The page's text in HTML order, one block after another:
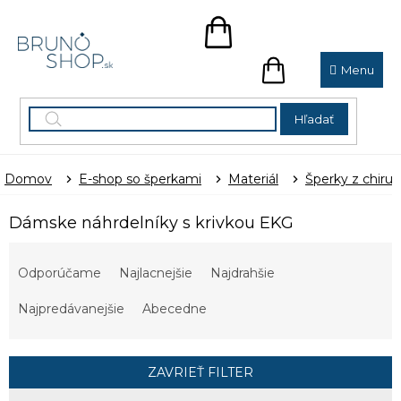
obsah
Hľadať
NÁKUPNÝ
NÁKUPNÝ
KOŠÍK
Domov E-shop so šperkami Materiál Šperky z
Dámske náhrdelníky s krivkou EKG
p
Odporúčame Najlacnejšie Najdrahšie
Najpredávanejšie Abecedne
ZAVRIEŤ FILTER